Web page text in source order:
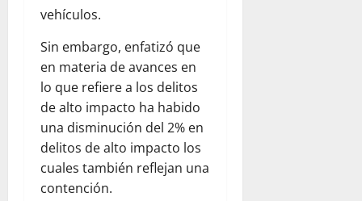
vehículos.
Sin embargo, enfatizó que
en materia de avances en
lo que refiere a los delitos
de alto impacto ha habido
una disminución del 2% en
delitos de alto impacto los
cuales también reflejan una
contención.